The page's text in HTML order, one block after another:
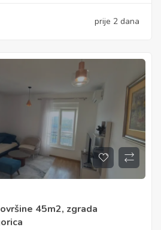
prije 2 dana
45m2, zgrada